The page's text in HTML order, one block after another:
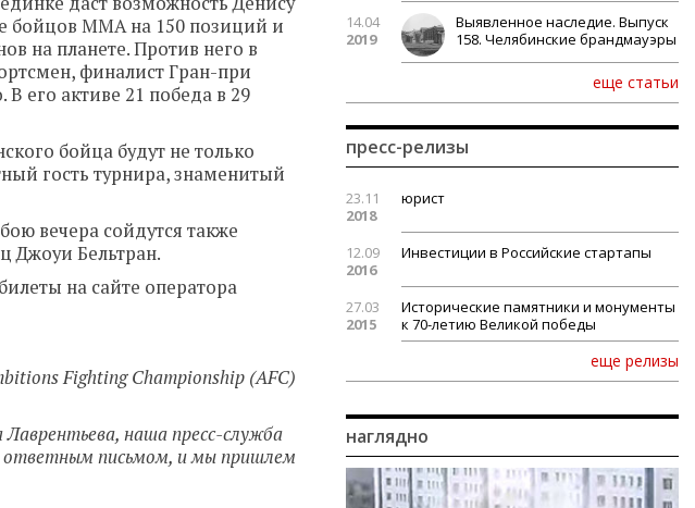
бойцов ММА на 150 позиций и
на планете. Против него в
финалист Гран-при
его активе 21 победа в 29
бойца будут не только
гость турнира, знаменитый
вечера сойдутся также
Джоуи Бельтран.
на сайте оператора
Fighting Championship (AFC)
наша пресс-служба
ответным письмом, и мы пришлем
14.04
2019
Выявленное наследие. Выпуск
158. Челябинские брандмауэры
еще статьи
пресс-релизы
23.11
2018
юрист
12.09
2016
Инвестиции в Российские стартапы
27.03
2015
Исторические памятники и монументы
к 70-летию Великой победы
еще релизы
наглядно